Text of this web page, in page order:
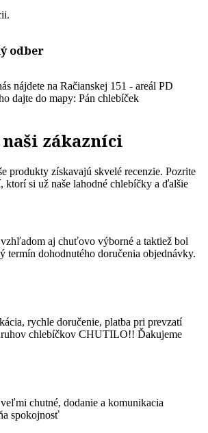
odber
nájdete na Račianskej 151 - areál PD
dajte do mapy: Pán chlebíček
zákazníci
produkty získavajú skvelé recenzie. Pozrite
ktorí si už naše lahodné chlebíčky a ďalšie
aj chuťovo výborné a taktiež bol
termín dohodnutého doručenia objednávky.
rychle doručenie, platba pri prevzatí
chlebíčkov CHUTILO!! Ďakujeme
chutné, dodanie a komunikacia
spokojnosť